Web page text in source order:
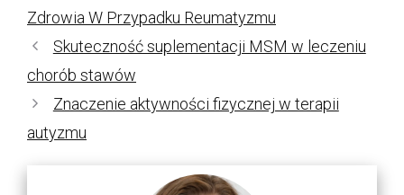
Zdrowia W Przypadku Reumatyzmu
Skuteczność suplementacji MSM w leczeniu
chorób stawów
Znaczenie aktywności fizycznej w terapii
autyzmu